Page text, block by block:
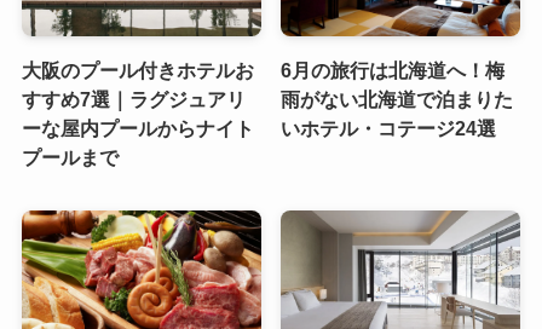
大阪のプール付きホテルお
すすめ7選｜ラグジュアリ
ーな屋内プールからナイト
プールまで
6月の旅行は北海道へ！梅
雨がない北海道で泊まりた
いホテル・コテージ24選